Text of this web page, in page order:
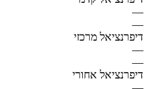
—
—
דיפרנציאל מרכזי
—
—
דיפרנציאל אחורי